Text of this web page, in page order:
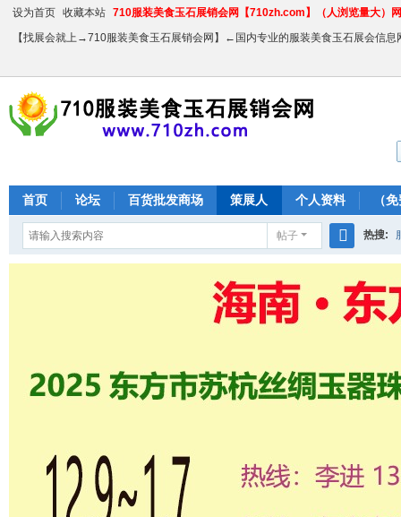
设为首页 收藏本站 710服装美食玉石展销会网【710zh.com】（人浏览量大）
【找展会就上→710服装美食玉石展销会网】←国内专业的服装美食玉石展会信息
首页 论坛 百货批发商场 策展人 个人资料 （
帖子
搜
索
热搜: